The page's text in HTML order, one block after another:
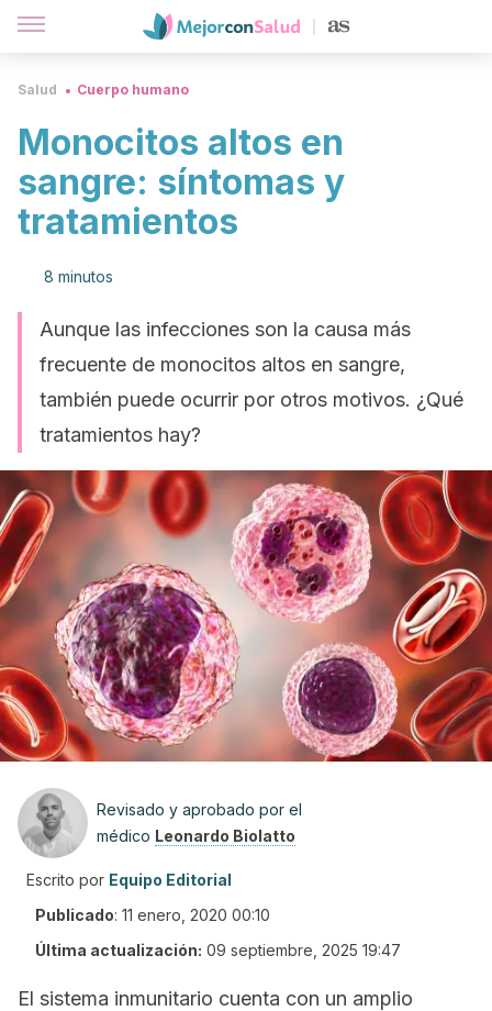
Salud Cuerpo humano
Monocitos altos en
sangre: síntomas y
tratamientos
8 minutos
Aunque las infecciones son la causa más
frecuente de monocitos altos en sangre,
también puede ocurrir por otros motivos. ¿Qué
tratamientos hay?
Revisado y aprobado por el
médico Leonardo Biolatto
Escrito por Equipo Editorial
Publicado: 11 enero, 2020 00:10
Última actualización: 09 septiembre, 2025 19:47
El sistema inmunitario cuenta con un amplio